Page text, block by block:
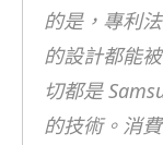
的是，專利
的設計都能
切都是
的技術。消